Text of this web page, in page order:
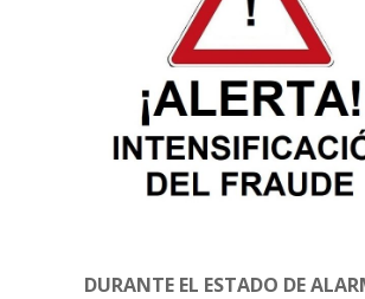
DURANTE EL ESTADO DE